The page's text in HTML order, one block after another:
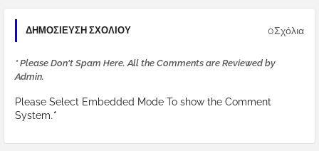
ΔΗΜΟΣΊΕΥΣΗ ΣΧΟΛΊΟΥ 0Σχόλια
* Please Don't Spam Here. All the Comments are Reviewed by
Admin.
Please Select Embedded Mode To show the Comment
System.*